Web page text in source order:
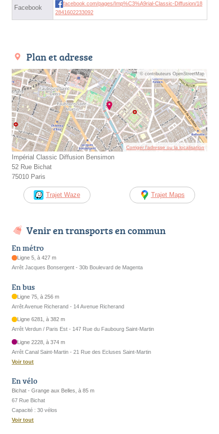
Facebook
facebook.com/pages/Imp%C3%A9rial-Classic-Diffusion/18
2841602233092
Plan et adresse
© contributeurs OpenStreetMap
Corriger l’adresse ou la localisation
Impérial Classic Diffusion Bensimon
52 Rue Bichat
75010 Paris
Trajet Waze Trajet Maps
Venir en transports en commun
En métro
Ligne 5, à 427 m
Arrêt Jacques Bonsergent - 30b Boulevard de Magenta
En bus
Ligne 75, à 256 m
Arrêt Avenue Richerand - 14 Avenue Richerand
Ligne 6281, à 382 m
Arrêt Verdun / Paris Est - 147 Rue du Faubourg Saint-Martin
Ligne 2228, à 374 m
Arrêt Canal Saint-Martin - 21 Rue des Ecluses Saint-Martin
Voir tout
En vélo
Bichat - Grange aux Belles, à 85 m
67 Rue Bichat
Capacité : 30 vélos
Voir tout